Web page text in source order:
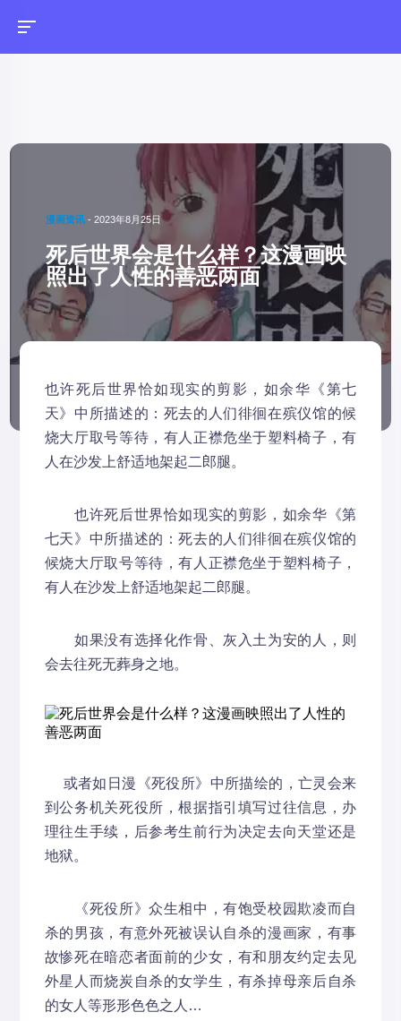
漫画资讯 -2023年8月25日
死后世界会是什么样？这漫画映
照出了人性的善恶两面
也许死后世界恰如现实的剪影，如余华《第七
天》中所描述的：死去的人们徘徊在殡仪馆的候
烧大厅取号等待，有人正襟危坐于塑料椅子，有
人在沙发上舒适地架起二郎腿。
也许死后世界恰如现实的剪影，如余华《第
七天》中所描述的：死去的人们徘徊在殡仪馆的
候烧大厅取号等待，有人正襟危坐于塑料椅子，
有人在沙发上舒适地架起二郎腿。
如果没有选择化作骨、灰入土为安的人，则
会去往死无葬身之地。
或者如日漫《死役所》中所描绘的，亡灵会来
到公务机关死役所，根据指引填写过往信息，办
理往生手续，后参考生前行为决定去向天堂还是
地狱。
《死役所》众生相中，有饱受校园欺凌而自
杀的男孩，有意外死被误认自杀的漫画家，有事
故惨死在暗恋者面前的少女，有和朋友约定去见
外星人而烧炭自杀的女学生，有杀掉母亲后自杀
的女人等形形色色之人…